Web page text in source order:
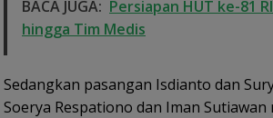
BACA JUGA: Persiapan HUT ke-81
hingga Tim Medis
Sedangkan pasangan Isdianto dan
Soerya Respationo dan Iman
Rekrutmen
Diselesaikan
Kekeluargaan